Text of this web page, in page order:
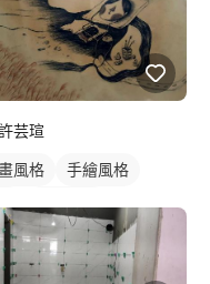
芸瑄
風格
手繪風格